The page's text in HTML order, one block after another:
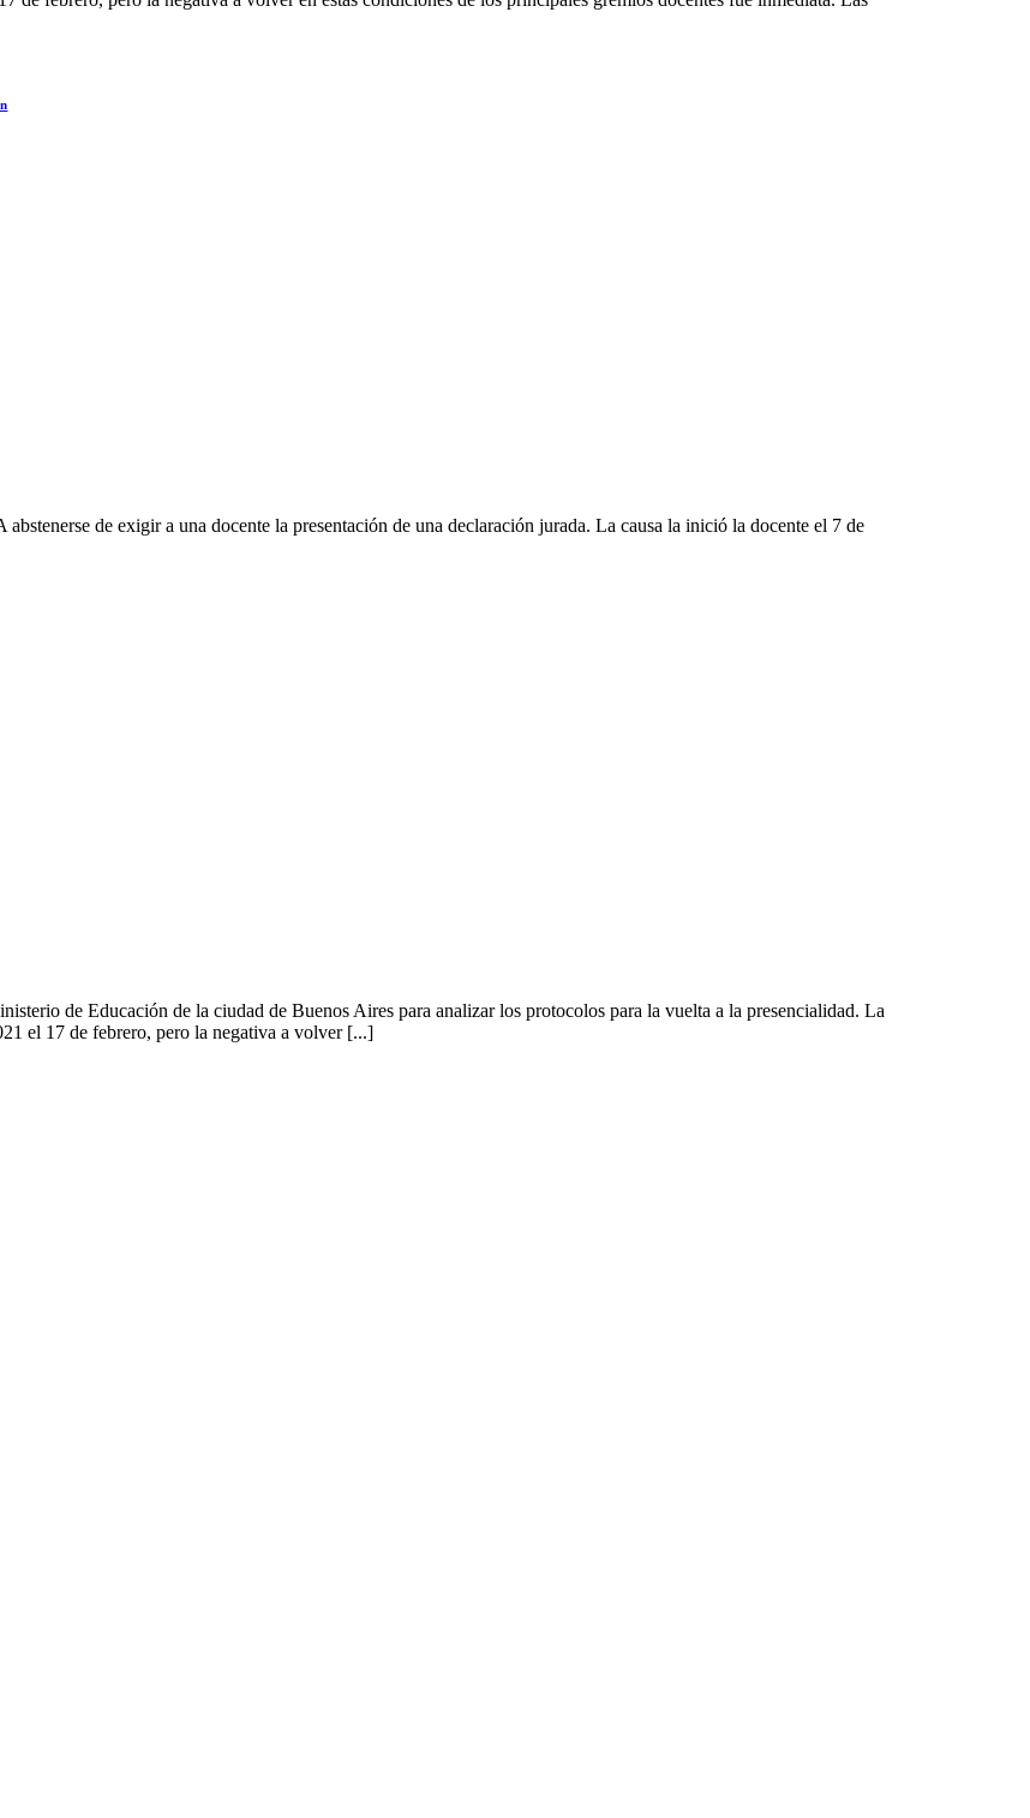
de exigir a una docente la presentación de una declaración jurada. La causa la inició la docente el 7 de
de Educación de la ciudad de Buenos Aires para analizar los protocolos para la vuelta a la presencialidad. La
el 17 de febrero, pero la negativa a volver [...]